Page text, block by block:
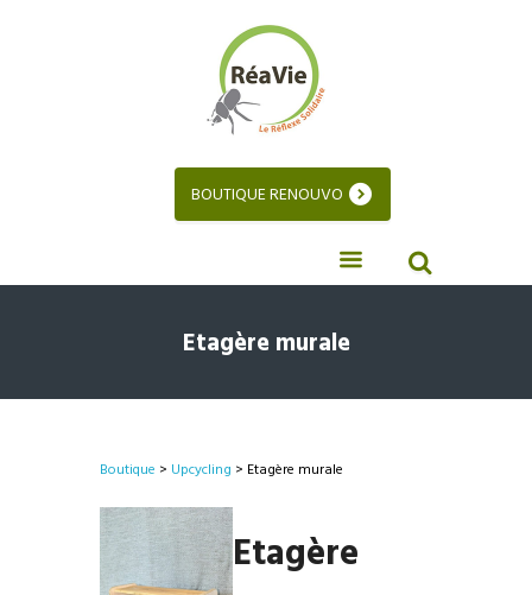
BOUTIQUE RENOUVO
Etagère murale
Boutique > Upcycling > Etagère murale
Etagère